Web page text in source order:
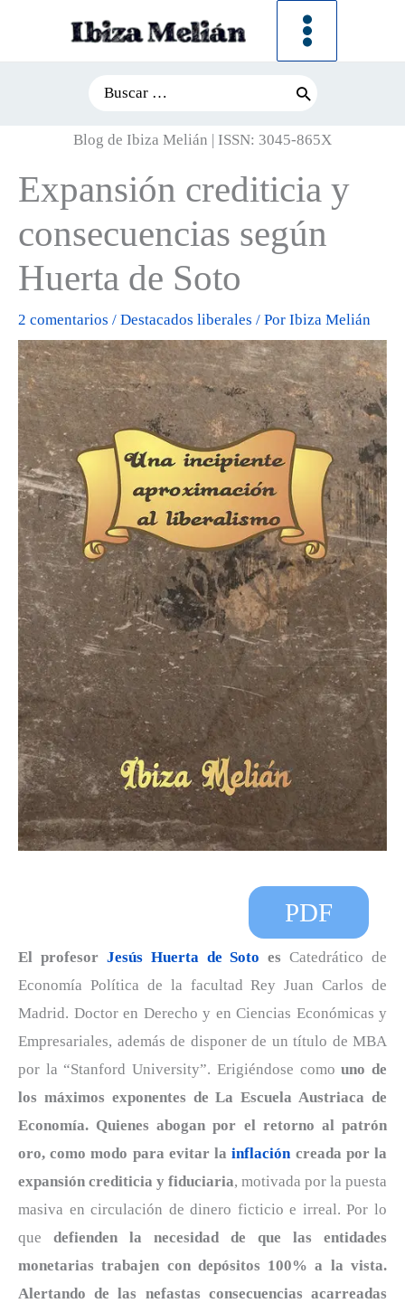
for:
Blog de Ibiza Melián | ISSN: 3045-865X
Expansión crediticia y
consecuencias según
Huerta de Soto
2 comentarios / Destacados liberales / Por Ibiza Melián
PDF
El profesor Jesús Huerta de Soto es Catedrático de
Economía Política de la facultad Rey Juan Carlos de
Madrid. Doctor en Derecho y en Ciencias Económicas y
Empresariales, además de disponer de un título de MBA
por la “Stanford University”. Erigiéndose comouno de
los máximos exponentes de La Escuela Austriaca de
Economía. Quienes abogan por el retorno al patrón
oro, como modo para evitar lainflación creada por la
expansión crediticia y fiduciaria, motivada por la puesta
masiva en circulación de dinero ficticio e irreal. Por lo
que defienden la necesidad de que las entidades
monetarias trabajen con depósitos 100% a la vista.
Alertando de las nefastas consecuencias acarreadas